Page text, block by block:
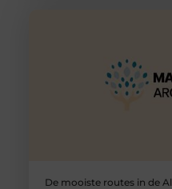
De mooiste routes in de